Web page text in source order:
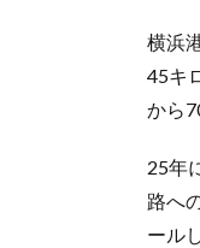
横浜
45キ
から
25年
路へ
ール